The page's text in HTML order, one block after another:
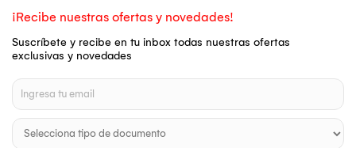
¡Recibe nuestras ofertas y novedades!
Suscríbete y recibe en tu inbox todas nuestras ofertas
exclusivas y novedades